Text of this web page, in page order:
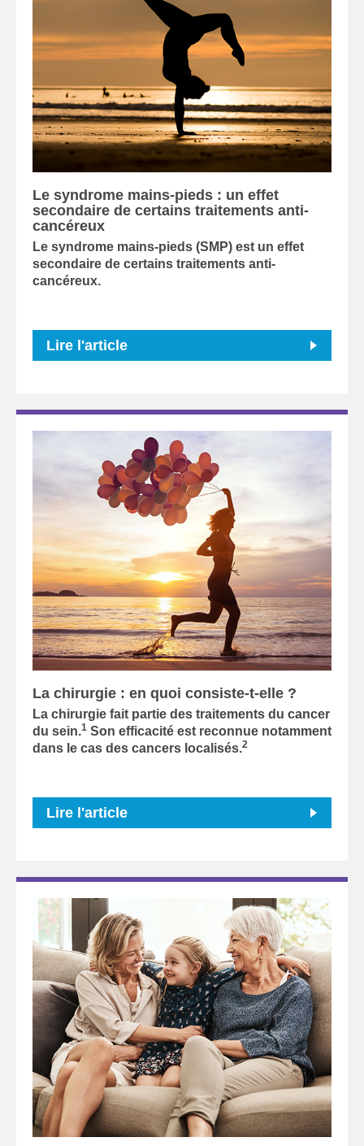
Le syndrome mains-pieds : un effet
secondaire de certains traitements anti-
cancéreux
Le syndrome mains-pieds (SMP) est un effet
secondaire de certains traitements anti-
cancéreux.
Lire l'article
La chirurgie : en quoi consiste-t-elle ?
La chirurgie fait partie des traitements du cancer
du sein.1 Son efficacité est reconnue notamment
dans le cas des cancers localisés.2
Lire l'article